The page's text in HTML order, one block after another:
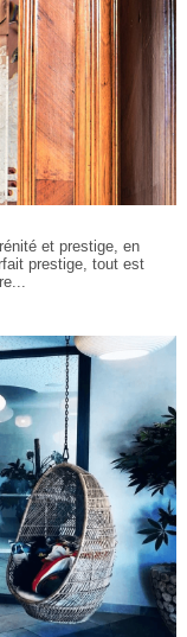
et prestige, en
prestige, tout est